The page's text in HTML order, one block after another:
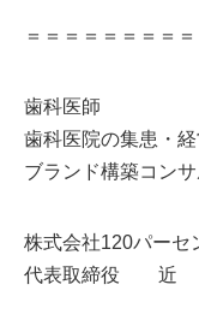
＝＝＝＝＝＝＝＝
歯科医師
歯科医院の集患・経
ブランド構築コンサ
株式会社120パーセ
代表取締役 近